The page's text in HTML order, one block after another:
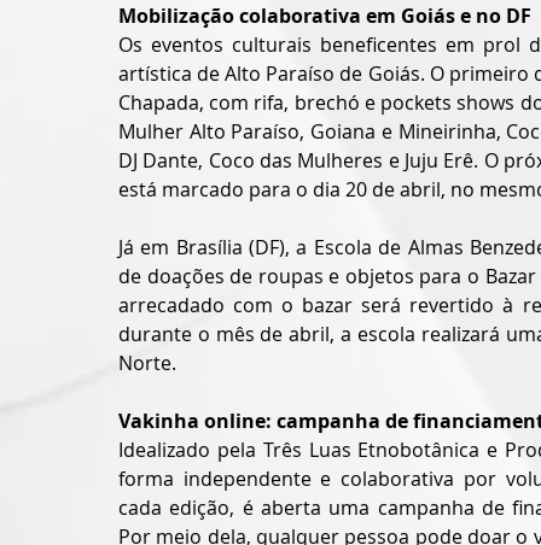
Mobilização colaborativa em Goiás e no DF
Os eventos culturais beneficentes em prol
artística de Alto Paraíso de Goiás. O
Chapada, com rifa, brechó e pockets shows
Mulher Alto Paraíso, Goiana e Mineirinha,
DJ Dante, Coco das Mulheres e Juju Erê. O
está marcado para o dia 20 de abril, no
Já em Brasília (DF), a Escola de Almas
de doações de roupas e objetos para o
arrecadado com o bazar será revertido à
durante o mês de abril, a escola realizará
Norte.
Vakinha online: campanha de
Idealizado pela Três Luas Etnobotânica e
forma independente e colaborativa por
cada edição, é aberta uma campanha de
Por meio dela, qualquer pessoa pode doar